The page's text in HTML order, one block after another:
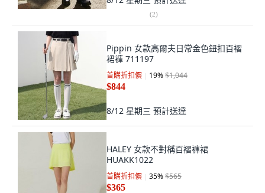
(2)
Pippin 女款高爾夫日常金色鈕扣百褶
裙褲 711197
首購折扣價 19%$1,044
$844
8/12 星期三 預計送達
HALEY 女款不對稱百褶褲裙
HUAKK1022
首購折扣價 35%$565
$365